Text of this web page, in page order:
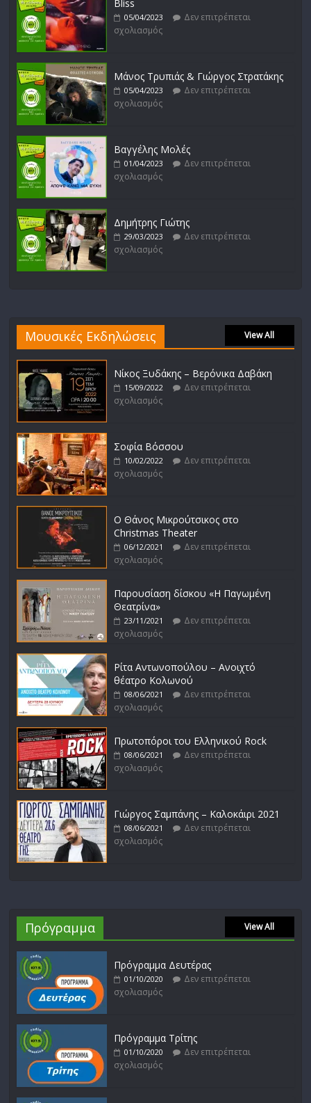
Bliss
05/04/2023
Δεν επιτρέπεται
σχολιασμός
Μάνος Τρυπιάς & Γιώργος Στρατάκης
05/04/2023
Δεν επιτρέπεται
σχολιασμός
Βαγγέλης Μολές
01/04/2023
Δεν επιτρέπεται
σχολιασμός
Δημήτρης Γιώτης
29/03/2023
Δεν επιτρέπεται
σχολιασμός
Μουσικές Εκδηλώσεις View All
Νίκος Ξυδάκης – Βερόνικα Δαβάκη
15/09/2022
Δεν επιτρέπεται
σχολιασμός
Σοφία Βόσσου
10/02/2022
Δεν επιτρέπεται
σχολιασμός
Ο Θάνος Μικρούτσικος στο
Christmas Theater
06/12/2021
Δεν επιτρέπεται
σχολιασμός
Παρουσίαση δίσκου «Η Παγωμένη
Θεατρίνα»
23/11/2021
Δεν επιτρέπεται
σχολιασμός
Ρίτα Αντωνοπούλου – Ανοιχτό
θέατρο Κολωνού
08/06/2021
Δεν επιτρέπεται
σχολιασμός
Πρωτοπόροι του Ελληνικού Rock
08/06/2021
Δεν επιτρέπεται
σχολιασμός
Γιώργος Σαμπάνης – Καλοκάιρι 2021
08/06/2021
Δεν επιτρέπεται
σχολιασμός
Πρόγραμμα View All
Πρόγραμμα Δευτέρας
01/10/2020
Δεν επιτρέπεται
σχολιασμός
Πρόγραμμα Τρίτης
01/10/2020
Δεν επιτρέπεται
σχολιασμός